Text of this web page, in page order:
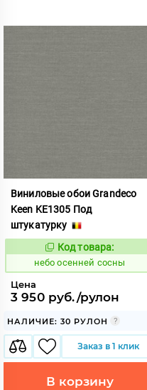
Виниловые обои Grandeco
Keen KE1305 Под
штукатурку
1117847
Код товара:
небо осенней сосны
Цена
3 950 руб./рулон
НАЛИЧИЕ: 30 РУЛОН
Заказ в 1 клик
В корзину